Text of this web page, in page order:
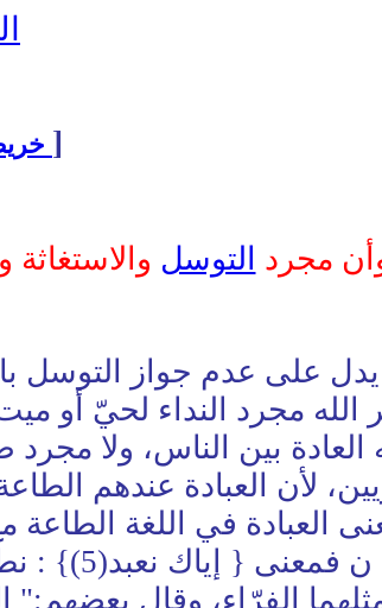
]
مجرد التوسل
على عدم جواز التوسل
الله مجرد النداء لحيّ أو
بين الناس، ولا مجرد
نعبد(5) } معنى العبادة في
الفرّاء، وقال